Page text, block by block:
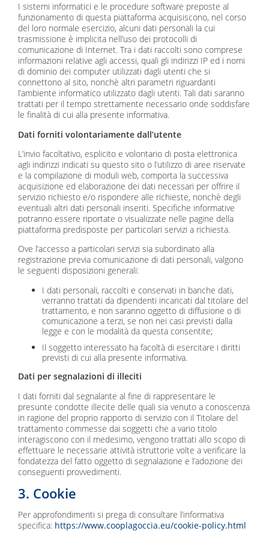
I sistemi informatici e le procedure software preposte al
funzionamento di questa piattaforma acquisiscono, nel corso
del loro normale esercizio, alcuni dati personali la cui
trasmissione è implicita nell’uso dei protocolli di
comunicazione di Internet. Tra i dati raccolti sono comprese
informazioni relative agli accessi, quali gli indirizzi IP ed i nomi
di dominio dei computer utilizzati dagli utenti che si
connettono al sito, nonchè altri parametri riguardanti
l’ambiente informatico utilizzato dagli utenti. Tali dati saranno
trattati per il tempo strettamente necessario onde soddisfare
le finalità di cui alla presente informativa.
Dati forniti volontariamente dall’utente
L’invio facoltativo, esplicito e volontario di posta elettronica
agli indirizzi indicati su questo sito o l’utilizzo di aree riservate
e la compilazione di moduli web, comporta la successiva
acquisizione ed elaborazione dei dati necessari per offrire il
servizio richiesto e/o rispondere alle richieste, nonchè degli
eventuali altri dati personali inseriti. Specifiche informative
potranno essere riportate o visualizzate nelle pagine della
piattaforma predisposte per particolari servizi a richiesta.
Ove l’accesso a particolari servizi sia subordinato alla
registrazione previa comunicazione di dati personali, valgono
le seguenti disposizioni generali:
I dati personali, raccolti e conservati in banche dati,
verranno trattati da dipendenti incaricati dal titolare del
trattamento, e non saranno oggetto di diffusione o di
comunicazione a terzi, se non nei casi previsti dalla
legge e con le modalità da questa consentite;
Il soggetto interessato ha facoltà di esercitare i diritti
previsti di cui alla presente informativa.
Dati per segnalazioni di illeciti
I dati forniti dal segnalante al fine di rappresentare le
presunte condotte illecite delle quali sia venuto a conoscenza
in ragione del proprio rapporto di servizio con il Titolare del
trattamento commesse dai soggetti che a vario titolo
interagiscono con il medesimo, vengono trattati allo scopo di
effettuare le necessarie attività istruttorie volte a verificare la
fondatezza del fatto oggetto di segnalazione e l’adozione dei
conseguenti provvedimenti.
3. Cookie
Per approfondimenti si prega di consultare l’informativa
specifica: https://www.cooplagoccia.eu/cookie-policy.html